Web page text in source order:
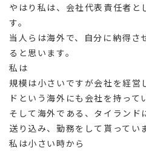
やはり私は、会社代表責任者と
す。
当人らは海外で、自分に納得さ
ると思います。
私は
規模は小さいですが会社を経営
ドという海外にも会社を持って
そして海外である、タイランド
送り込み、勤務をして貰ってい
私は小さい時から